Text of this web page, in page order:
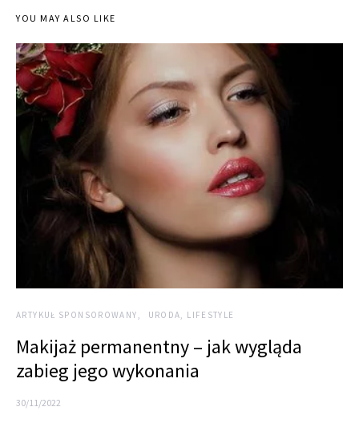
YOU MAY ALSO LIKE
ARTYKUŁ SPONSOROWANY URODA, LIFESTYLE
Makijaż permanentny – jak wygląda
zabieg jego wykonania
30/11/2022